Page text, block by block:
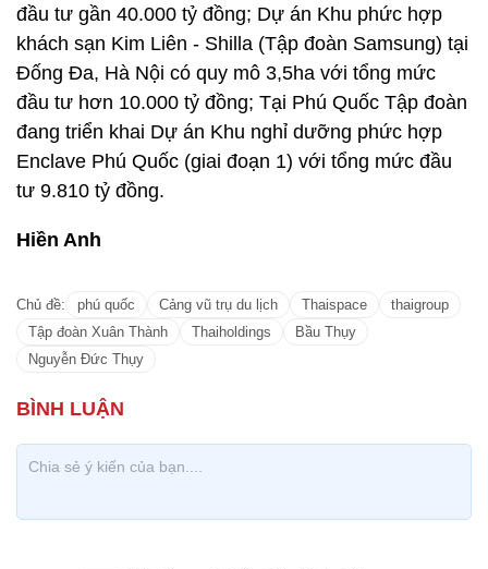
đầu tư gần 40.000 tỷ đồng; Dự án Khu phức hợp
khách sạn Kim Liên - Shilla (Tập đoàn Samsung) tại
Đống Đa, Hà Nội có quy mô 3,5ha với tổng mức
đầu tư hơn 10.000 tỷ đồng; Tại Phú Quốc Tập đoàn
đang triển khai Dự án Khu nghỉ dưỡng phức hợp
Enclave Phú Quốc (giai đoạn 1) với tổng mức đầu
tư 9.810 tỷ đồng.
Hiền Anh
Chủ đề: phú quốc Cảng vũ trụ du lịch Thaispace
thaigroup
Tập đoàn Xuân Thành
Thaiholdings
Bầu Thụy
Nguyễn Đức Thụy